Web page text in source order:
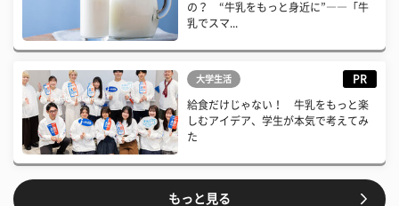
の？ “牛乳をもっと身近に”――「牛
乳でスマ...
大学生活 PR
給食だけじゃない！ 牛乳をもっと楽
しむアイデア、学生が本気で考えてみ
た
もっと見る